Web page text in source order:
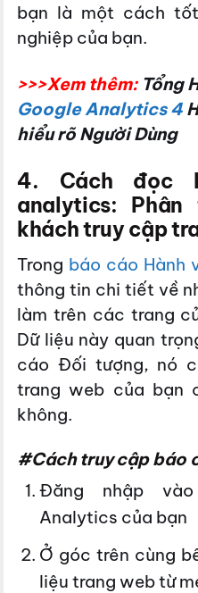
bạn là một cách
nghiệp của bạn.
>>>Xem thêm:Tổng
Google Analytics 4
hiểu rõ Người Dùng
4. Cách đọc
analytics:
khách truy cập
Trong báo cáo Hành
thông tin chi tiết về
làm trên các trang
Dữ liệu này quan
cáo Đối tượng, nó
trang web của bạn
không.
#Cách truy cập báo
Đăng nhập
Analytics của bạn
Ở góc trên cùng
liệu trang web từ